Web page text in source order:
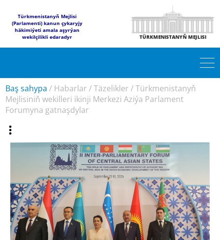
Türkmenistanyň Mejlisi
(Parlamenti) kanun çykaryjy
häkimiýeti amala aşyrýan
wekilçilikli edaradyr
TÜRKMENISTANYŇ MEJLISI
Baş sahypa / Habarlar /Täzelikler /Türkmenistanyň
Mejlisiniň wekilleri ikinji Merkezi Aziýa Parlament
Forumyna gatnaşdylar